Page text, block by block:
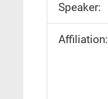
Speaker:
Affiliation: